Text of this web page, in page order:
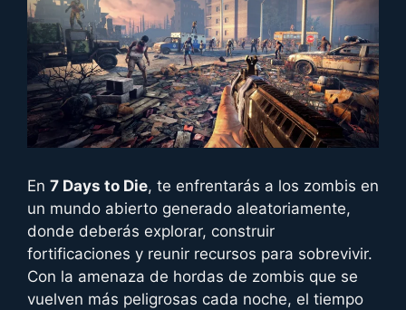
En 7 Days to Die, te enfrentarás a los zombis en
un mundo abierto generado aleatoriamente,
donde deberás explorar, construir
fortificaciones y reunir recursos para sobrevivir.
Con la amenaza de hordas de zombis que se
vuelven más peligrosas cada noche, el tiempo